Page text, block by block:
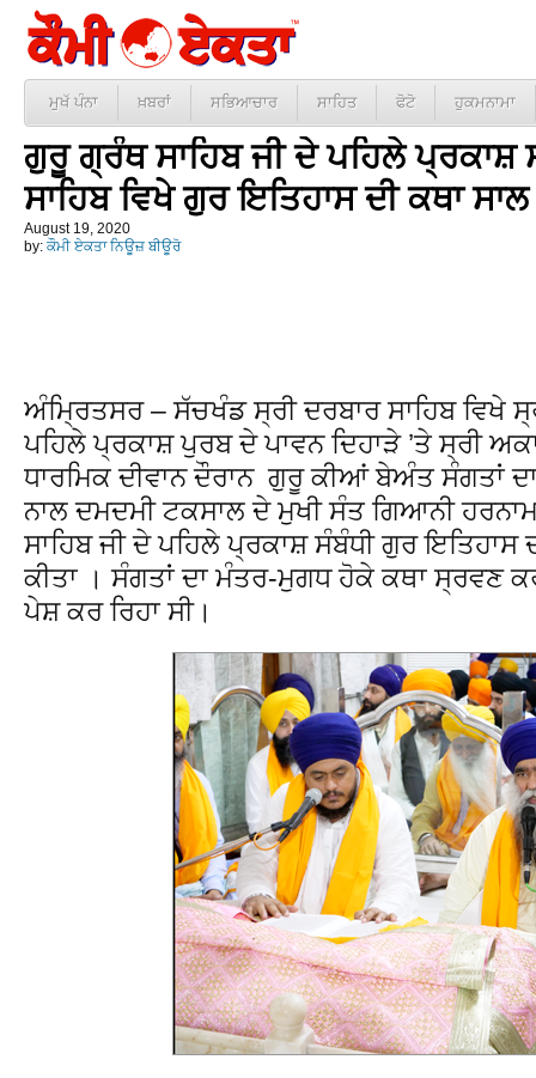
ਮੁਖੱ ਪੰਨਾ ਖ਼ਬਰਾਂ ਸਭਿਆਚਾਰ ਸਾਹਿਤ ਫੋਟੋ ਹੁਕਮਨਾਮਾ
ਗੁਰੂ ਗ੍ਰੰਥ ਸਾਹਿਬ ਜੀ ਦੇ ਪਹਿਲੇ ਪ੍ਰਕਾਸ਼
ਸਾਹਿਬ ਵਿਖੇ ਗੁਰ ਇਤਿਹਾਸ ਦੀ ਕਥਾ
August 19, 2020
by: ਕੌਮੀ ਏਕਤਾ ਨਿਊਜ਼ ਬੀਊਰੋ
ਅੰਮ੍ਰਿਤਸਰ – ਸੱਚਖੰਡ ਸ੍ਰੀ ਦਰਬਾਰ ਸਾਹਿਬ ਵਿਖੇ
ਪਹਿਲੇ ਪ੍ਰਕਾਸ਼ ਪੁਰਬ ਦੇ ਪਾਵਨ ਦਿਹਾੜੇ ’ਤੇ ਸ੍ਰੀ
ਧਾਰਮਿਕ ਦੀਵਾਨ ਦੌਰਾਨ ਗੁਰੂ ਕੀਆਂ ਬੇਅੰਤ ਸੰਗਤਾਂ ਦਾ
ਨਾਲ ਦਮਦਮੀ ਟਕਸਾਲ ਦੇ ਮੁਖੀ ਸੰਤ ਗਿਆਨੀ
ਸਾਹਿਬ ਜੀ ਦੇ ਪਹਿਲੇ ਪ੍ਰਕਾਸ਼ ਸੰਬੰਧੀ ਗੁਰ ਇਤਿਹਾਸ
ਕੀਤਾ । ਸੰਗਤਾਂ ਦਾ ਮੰਤਰ-ਮੁਗਧ ਹੋਕੇ ਕਥਾ ਸ੍ਰਵਣ
ਪੇਸ਼ ਕਰ ਰਿਹਾ ਸੀ।